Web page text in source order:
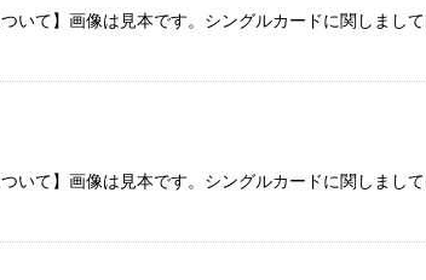
いて】画像は見本です。シングルカードに関しまし
いて】画像は見本です。シングルカードに関しまし